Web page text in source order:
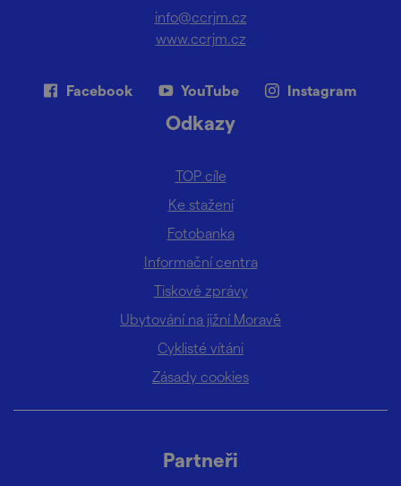
info@ccrjm.cz
www.ccrjm.cz
Facebook YouTube Instagram
Odkazy
TOP cíle
Ke stažení
Fotobanka
Informační centra
Tiskové zprávy
Ubytování na jižní Moravě
Cyklisté vítáni
Zásady cookies
Partneři